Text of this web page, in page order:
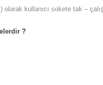
kullanıcı sokete tak –
?